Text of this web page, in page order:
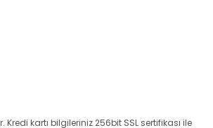
Kredi kartı bilgileriniz 256bit SSL sertifikası ile